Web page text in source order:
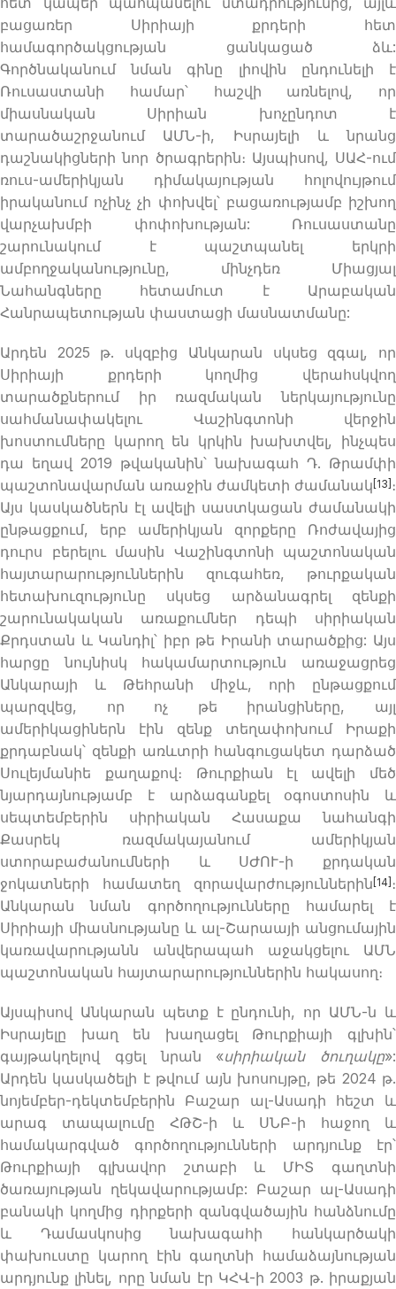
բացառեր Սիրիայի քրդերի հետ
համագործակցության ցանկացած ձև:
Գործնականում նման գինը լիովին ընդունելի է
Ռուսաստանի համար՝ հաշվի առնելով, որ
միասնական Սիրիան խոչընդոտ է
տարածաշրջանում ԱՄՆ-ի, Իսրայելի և նրանց
դաշնակիցների նոր ծրագրերին։ Այսպիսով, ՍԱՀ-ում
ռուս-ամերիկյան դիմակայության հոլովույթում
իրականում ոչինչ չի փոխվել՝ բացառությամբ իշխող
վարչախմբի փոփոխության: Ռուսաստանը
շարունակում է պաշտպանել երկրի
ամբողջականությունը, մինչդեռ Միացյալ
Նահանգները հետամուտ է Արաբական
Հանրապետության փաստացի մասնատմանը:
Արդեն 2025 թ. սկզբից Անկարան սկսեց զգալ, որ
Սիրիայի քրդերի կողմից վերահսկվող
տարածքներում իր ռազմական ներկայությունը
սահմանափակելու Վաշինգտոնի վերջին
խոստումները կարող են կրկին խախտվել, ինչպես
դա եղավ 2019 թվականին՝ նախագահ Դ. Թրամփի
պաշտոնավարման առաջին ժամկետի ժամանակ [13] ։
Այս կասկածներն էլ ավելի սաստկացան ժամանակի
ընթացքում, երբ ամերիկյան զորքերը Ռոժավայից
դուրս բերելու մասին Վաշինգտոնի պաշտոնական
հայտարարություններին զուգահեռ, թուրքական
հետախուզությունը սկսեց արձանագրել զենքի
շարունակական առաքումներ դեպի սիրիական
Քրդստան և Կանդիլ՝ իբր թե Իրանի տարածքից: Այս
հարցը նույնիսկ հակամարտություն առաջացրեց
Անկարայի և Թեհրանի միջև, որի ընթացքում
պարզվեց, որ ոչ թե իրանցիները, այլ
ամերիկացիներն էին զենք տեղափոխում Իրաքի
քրդաբնակ՝ զենքի առևտրի հանգուցակետ դարձած
Սուլեյմանիե քաղաքով։ Թուրքիան էլ ավելի մեծ
նյարդայնությամբ է արձագանքել օգոստոսին և
սեպտեմբերին սիրիական Հասաքա նահանգի
Քասրեկ ռազմակայանում ամերիկյան
ստորաբաժանումների և ՍԺՈՒ-ի քրդական
ջոկատների համատեղ զորավարժություններին [14] ։
Անկարան նման գործողությունները համարել է
Սիրիայի միասնությանը և ալ-Շարաայի անցումային
կառավարությանն անվերապահ աջակցելու ԱՄՆ
պաշտոնական հայտարարություններին հակասող։
Այսպիսով Անկարան պետք է ընդունի, որ ԱՄՆ-ն և
Իսրայելը խաղ են խաղացել Թուրքիայի գլխին՝
գայթակղելով գցել նրան «սիրիական ծուղակը»:
Արդեն կասկածելի է թվում այն խոսույթը, թե 2024 թ.
նոյեմբեր-դեկտեմբերին Բաշար ալ-Ասադի հեշտ և
արագ տապալումը ՀԹՇ-ի և ՍՆԲ-ի հաջող և
համակարգված գործողությունների արդյունք էր՝
Թուրքիայի գլխավոր շտաբի և ՄԻՏ գաղտնի
ծառայության ղեկավարությամբ: Բաշար ալ-Ասադի
բանակի կողմից դիրքերի զանգվածային հանձնումը
և Դամասկոսից նախագահի հանկարծակի
փախուստը կարող էին գաղտնի համաձայնության
արդյունք լինել, որը նման էր ԿՀՎ-ի 2003 թ. իրաքյան